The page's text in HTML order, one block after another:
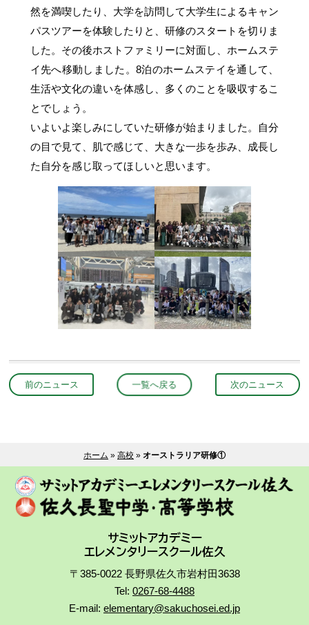
然を満喫したり、大学を訪問して大学生によるキャン
パスツアーを体験したりと、研修のスタートを切りま
した。その後ホストファミリーに対面し、ホームステ
イ先へ移動しました。8泊のホームステイを通して、
生活や文化の違いを体感し、多くのことを吸収するこ
とでしょう。
いよいよ楽しみにしていた研修が始まりました。自分
の目で見て、肌で感じて、大きな一歩を歩み、成長し
た自分を感じ取ってほしいと思います。
前のニュース 一覧へ戻る 次のニュース
ホーム » 高校 » オーストラリア研修①
サミットアカデミー
エレメンタリースクール佐久
〒385-0022 長野県佐久市岩村田3638
Tel: 0267-68-4488
E-mail: elementary@sakuchosei.ed.jp